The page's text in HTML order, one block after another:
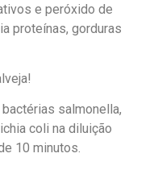
e peróxido de
proteínas, gorduras
salmonella,
coli na diluição
10 minutos.